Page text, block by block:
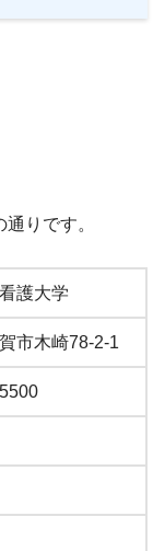
りです。
護大学
市木崎78-2-1